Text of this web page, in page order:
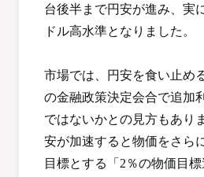
台後半まで円安が進み、実
ドル高水準となりました。
市場では、円安を食い止め
の金融政策決定会合で追加
ではないかとの見方もあり
安が加速すると物価をさら
目標とする「2％の物価目